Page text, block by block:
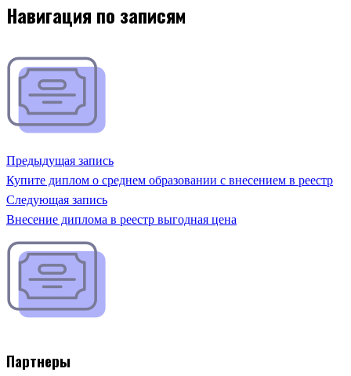
Навигация по записям
Предыдущая запись
Купите диплом о среднем образовании с внесением в реестр
Следующая запись
Внесение диплома в реестр выгодная цена
Партнеры